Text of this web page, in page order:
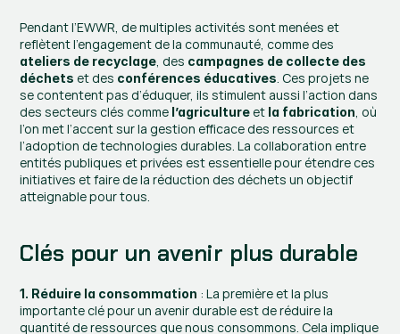
Pendant l’EWWR, de multiples activités sont menées et
ateliers de recyclage , des campagnes de collecte des
déchets et des conférences éducatives . Ces projets ne
se contentent pas d’éduquer, ils stimulent aussi l’action dans
des secteurs clés comme l’agriculture et la fabrication , où
l’on met l’accent sur la gestion efficace des ressources et
l’adoption de technologies durables. La collaboration entre
entités publiques et privées est essentielle pour étendre ces
initiatives et faire de la réduction des déchets un objectif
atteignable pour tous.
Clés pour un avenir plus durable
1. Réduire la consommation : La première et la plus
importante clé pour un avenir durable est de réduire la